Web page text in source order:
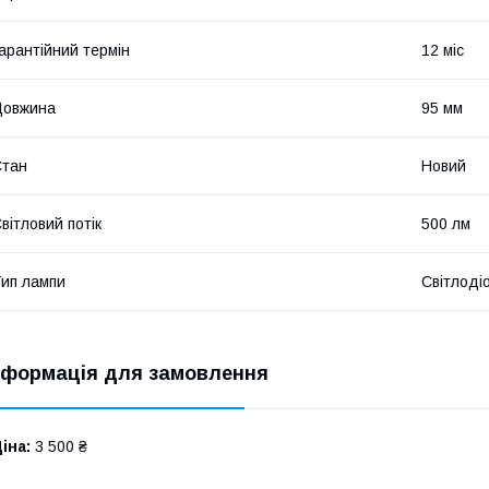
термін 12 міс
95 мм
Новий
потік 500 лм
лампи
для замовлення
3 500 ₴